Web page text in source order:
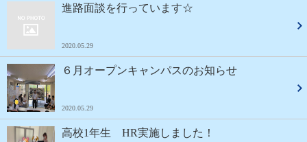
進路面談を行っています☆
2020.05.29
６月オープンキャンパスのお知らせ
2020.05.29
高校1年生 HR実施しました！